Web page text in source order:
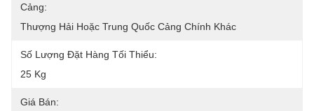
Cảng:
Thượng Hải Hoặc Trung Quốc Cảng Chính Khác
Số Lượng Đặt Hàng Tối Thiểu:
25 Kg
Giá Bán: